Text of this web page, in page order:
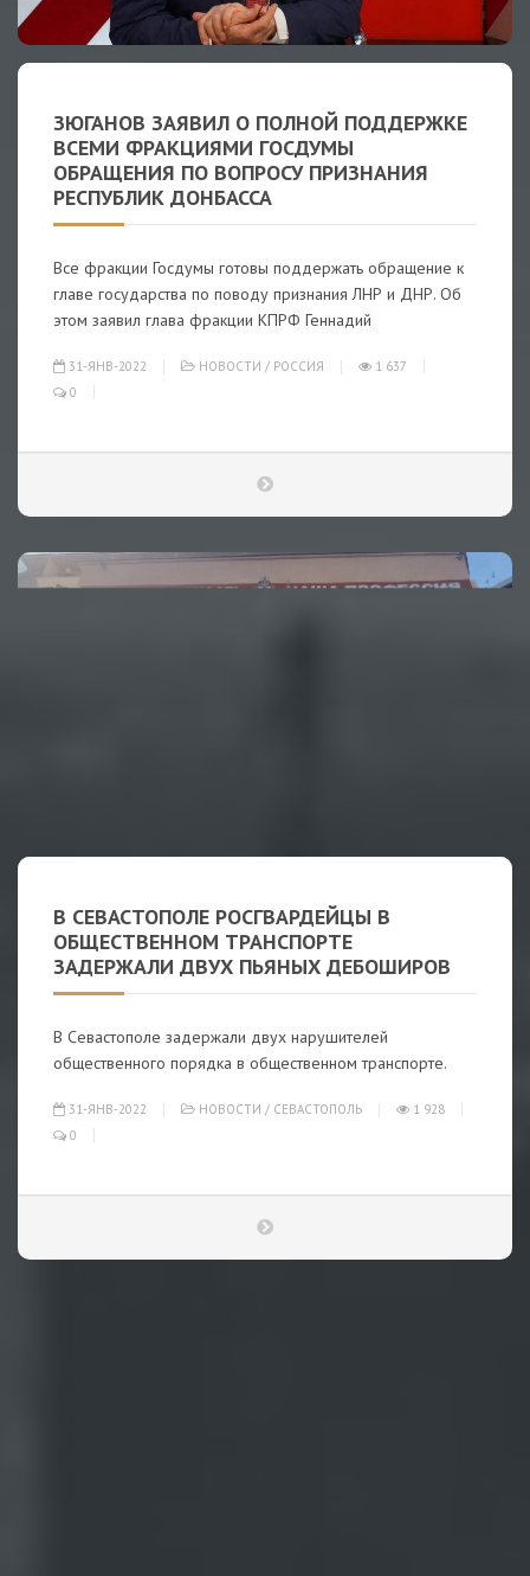
ЗЮГАНОВ ЗАЯВИЛ О ПОЛНОЙ ПОДДЕРЖКЕ
ВСЕМИ ФРАКЦИЯМИ ГОСДУМЫ
ОБРАЩЕНИЯ ПО ВОПРОСУ ПРИЗНАНИЯ
РЕСПУБЛИК ДОНБАССА
Все фракции Госдумы готовы поддержать обращение к
главе государства по поводу признания ЛНР и ДНР. Об
этом заявил глава фракции КПРФ Геннадий
31-ЯНВ-2022 НОВОСТИ / РОССИЯ
1 637
0
В СЕВАСТОПОЛЕ РОСГВАРДЕЙЦЫ В
ОБЩЕСТВЕННОМ ТРАНСПОРТЕ
ЗАДЕРЖАЛИ ДВУХ ПЬЯНЫХ ДЕБОШИРОВ
В Севастополе задержали двух нарушителей
общественного порядка в общественном транспорте.
31-ЯНВ-2022 НОВОСТИ / СЕВАСТОПОЛЬ
1 928
0